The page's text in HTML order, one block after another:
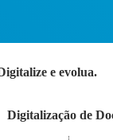
e evolua.
Digitalização de